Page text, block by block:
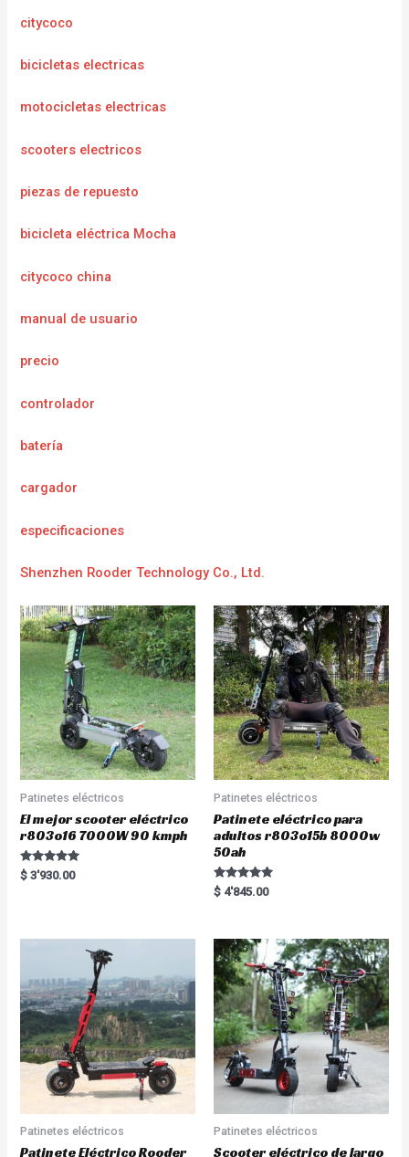
citycoco
bicicletas electricas
motocicletas electricas
scooters electricos
piezas de repuesto
bicicleta eléctrica Mocha
citycoco china
manual de usuario
precio
controlador
batería
cargador
especificaciones
Shenzhen Rooder Technology Co., Ltd.
Patinetes eléctricos
El mejor scooter eléctrico
r803o16 7000W 90 kmph
Rated
5.00
$ 3'930.00
Patinetes eléctricos
Patinete eléctrico para
adultos r803o15b 8000w
50ah
Rated
5.00
$ 4'845.00
Patinetes eléctricos
Patinete Eléctrico Rooder
Patinetes eléctricos
Scooter eléctrico de largo